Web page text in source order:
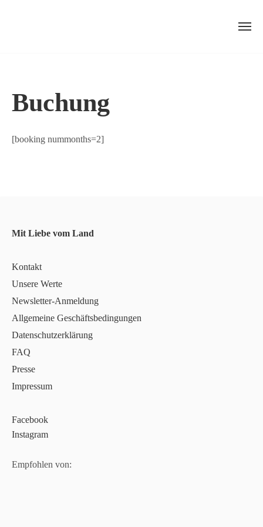
Buchung
[booking nummonths=2]
Mit Liebe vom Land
Kontakt
Unsere Werte
Newsletter-Anmeldung
Allgemeine Geschäftsbedingungen
Datenschutzerklärung
FAQ
Presse
Impressum
Facebook
Instagram
Empfohlen von: